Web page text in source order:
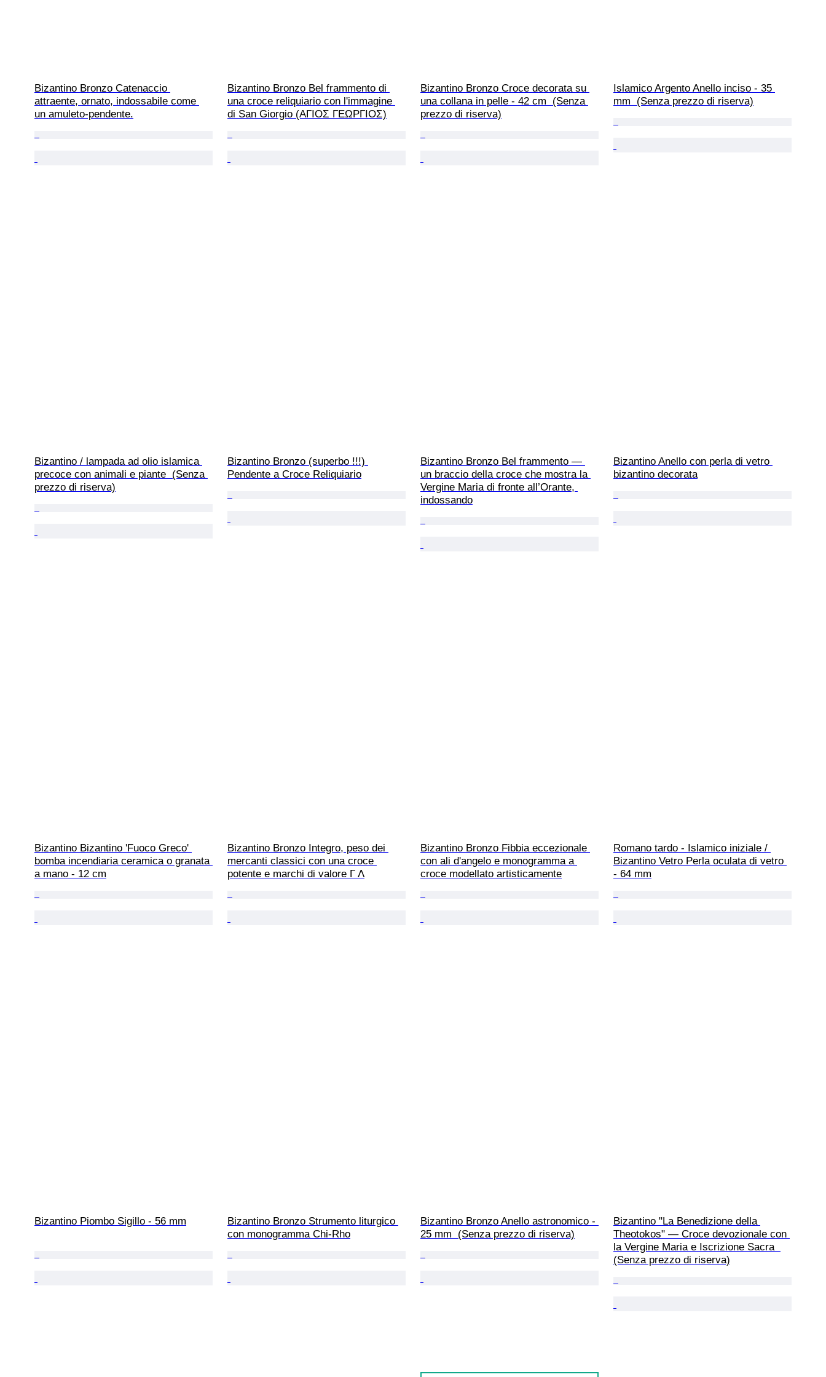
Bizantino Bronzo Catenaccio
attraente, ornato, indossabile come
un amuleto-pendente.
Bizantino Bronzo Bel frammento di
una croce reliquiario con l'immagine
di San Giorgio (ΑΓΙΟΣ ΓΕΩΡΓΙΟΣ)
Bizantino Bronzo Croce decorata su
una collana in pelle - 42 cm  (Senza
prezzo di riserva)
Islamico Argento Anello inciso - 35
mm  (Senza prezzo di riserva)
Bizantino / lampada ad olio islamica
precoce con animali e piante  (Senza
prezzo di riserva)
Bizantino Bronzo (superbo !!!)
Pendente a Croce Reliquiario
Bizantino Bronzo Bel frammento —
un braccio della croce che mostra la
Vergine Maria di fronte all’Orante,
indossando
Bizantino Anello con perla di vetro
bizantino decorata
Bizantino Bizantino 'Fuoco Greco'
bomba incendiaria ceramica o granata
a mano - 12 cm
Bizantino Bronzo Integro, peso dei
mercanti classici con una croce
potente e marchi di valore Γ Λ
Bizantino Bronzo Fibbia eccezionale
con ali d'angelo e monogramma a
croce modellato artisticamente
Romano tardo - Islamico iniziale /
Bizantino Vetro Perla oculata di vetro
- 64 mm
Bizantino Piombo Sigillo - 56 mm
Bizantino Bronzo Strumento liturgico
con monogramma Chi-Rho
Bizantino Bronzo Anello astronomico -
25 mm  (Senza prezzo di riserva)
Bizantino "La Benedizione della
Theotokos" — Croce devozionale con
la Vergine Maria e Iscrizione Sacra
(Senza prezzo di riserva)